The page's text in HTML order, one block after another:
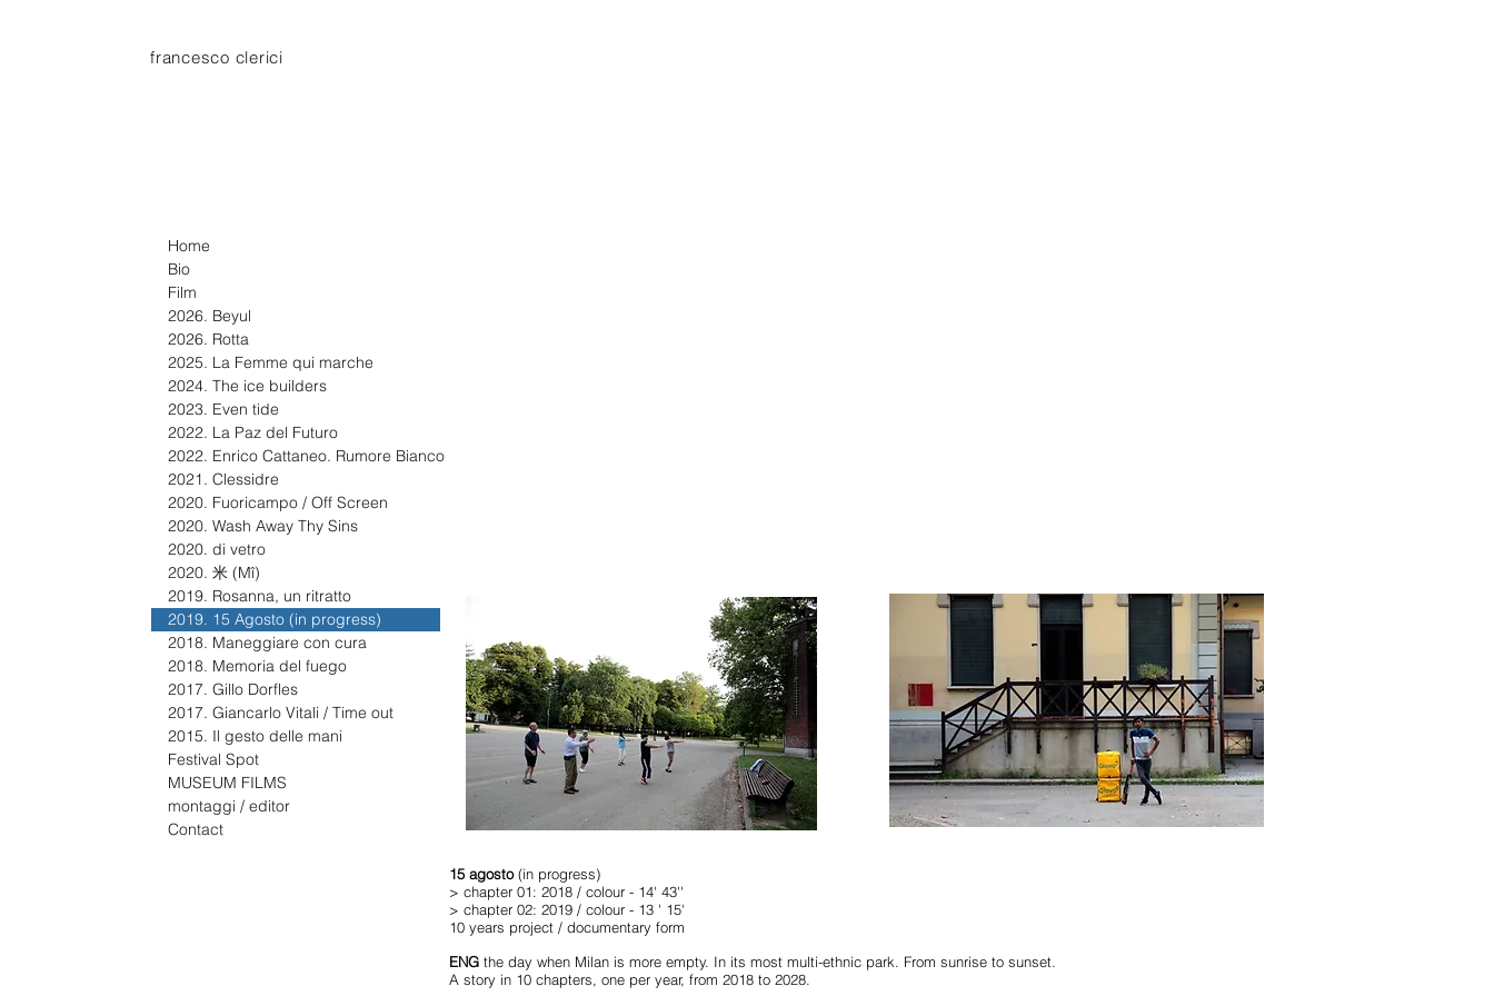
francesco clerici
15 agosto(in progress)
> chapter 01: 2018 / colour - 14' 43''
> chapter 02: 2019 / colour - 13 ' 15'
10 years project / documentary form
ENG the day when Milan is more empty. In its most multi-ethnic park. From sunrise to sunset.
A story in 10 chapters, one per year, from 2018 to 2028.
Home
Bio
Film
2026. Beyul
2026. Rotta
2025. La Femme qui marche
2024. The ice builders
2023. Even tide
2022. La Paz del Futuro
2022. Enrico Cattaneo. Rumore Bianco
2021. Clessidre
2020. Fuoricampo / Off Screen
2020. Wash Away Thy Sins
2020. di vetro
2020. 米 (Mî)
2019. Rosanna, un ritratto
2019. 15 Agosto (in progress)
2018. Maneggiare con cura
2018. Memoria del fuego
2017. Gillo Dorfles
2017. Giancarlo Vitali / Time out
2015. Il gesto delle mani
Festival Spot
MUSEUM FILMS
montaggi / editor
Contact